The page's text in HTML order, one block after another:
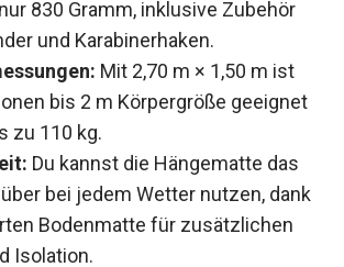
830 Gramm, inklusive Zubehör
und Karabinerhaken.
Mit 2,70 m × 1,50 m ist
bis 2 m Körpergröße
trägt bis zu 110 kg.
Du kannst die Hängematte das
bei jedem Wetter nutzen,
Bodenmatte für